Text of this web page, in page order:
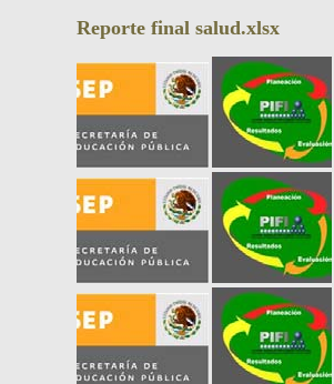
Reporte final salud.xlsx